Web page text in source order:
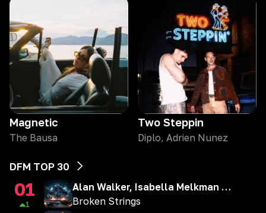
Magnetic
The Bausa
Two Steppin
Diplo, Adrien Nunez
DFM TOP 30
01
1
Alan Walker, Isabella Melkman & Katherine O'Ryan
Broken Strings